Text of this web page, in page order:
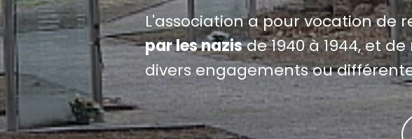
L'association a pour vocation de
par les nazisde 1940 à 1944, et
divers engagements ou